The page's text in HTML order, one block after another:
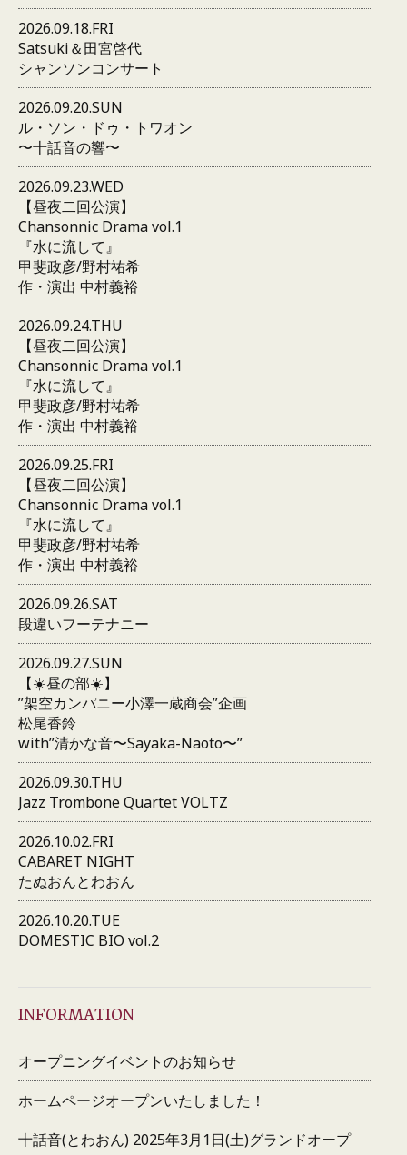
2026.09.18.FRI
Satsuki＆田宮啓代
シャンソンコンサート
2026.09.20.SUN
ル・ソン・ドゥ・トワオン
〜十話音の響〜
2026.09.23.WED
【昼夜二回公演】
Chansonnic Drama vol.1
『水に流して』
甲斐政彦/野村祐希
作・演出 中村義裕
2026.09.24.THU
【昼夜二回公演】
Chansonnic Drama vol.1
『水に流して』
甲斐政彦/野村祐希
作・演出 中村義裕
2026.09.25.FRI
【昼夜二回公演】
Chansonnic Drama vol.1
『水に流して』
甲斐政彦/野村祐希
作・演出 中村義裕
2026.09.26.SAT
段違いフーテナニー
2026.09.27.SUN
【☀️昼の部☀️】
”架空カンパニー小澤一蔵商会”企画
松尾香鈴
with”清かな音〜Sayaka-Naoto〜”
2026.09.30.THU
Jazz Trombone Quartet VOLTZ
2026.10.02.FRI
CABARET NIGHT
たぬおんとわおん
2026.10.20.TUE
DOMESTIC BIO vol.2
INFORMATION
オープニングイベントのお知らせ
ホームページオープンいたしました！
十話音(とわおん) 2025年3月1日(土)グランドオープ